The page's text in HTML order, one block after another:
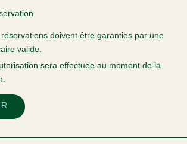
doivent être garanties par une
valide.
sera effectuée au moment de la
CHAMBRES